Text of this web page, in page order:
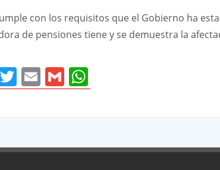
con los requisitos que el Gobierno ha
de pensiones tiene y se demuestra la
Twitter
Email
Gmail